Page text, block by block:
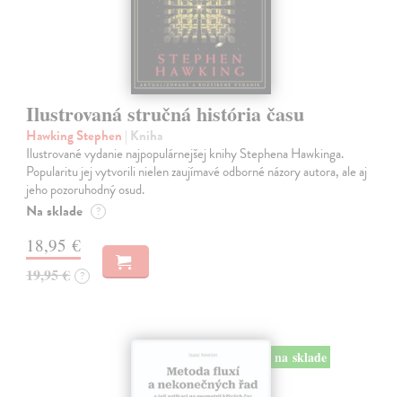
Ilustrovaná stručná história času
Hawking Stephen | Kniha
Ilustrované vydanie najpopulárnejšej knihy Stephena Hawkinga.
Popularitu jej vytvorili nielen zaujímavé odborné názory autora, ale aj
jeho pozoruhodný osud.
Na sklade ?
18,95 €
19,95 € ?
na sklade